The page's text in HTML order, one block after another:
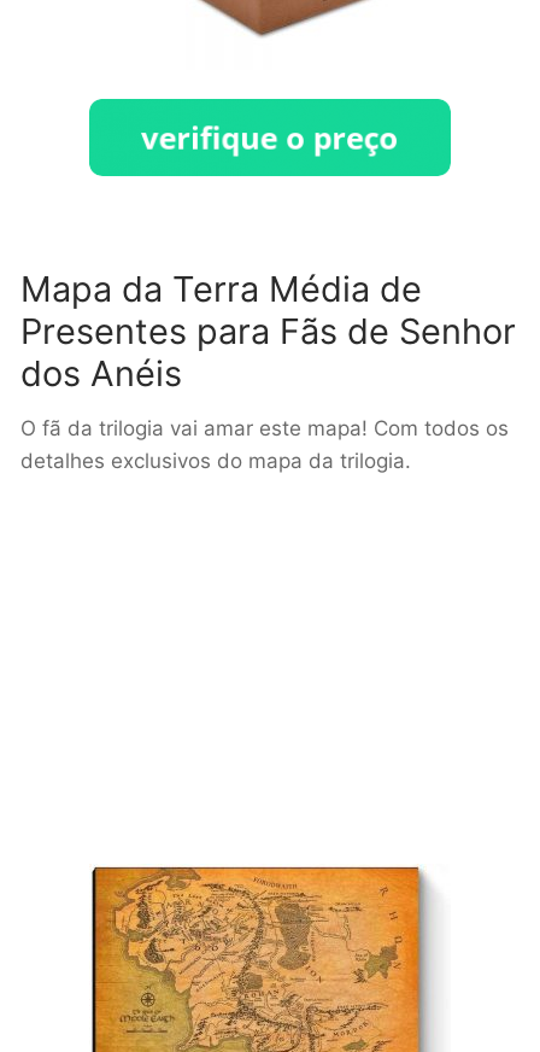
Mapa da Terra Média de
Presentes para Fãs de Senhor
dos Anéis
O fã da trilogia vai amar este mapa! Com todos os
detalhes exclusivos do mapa da trilogia.